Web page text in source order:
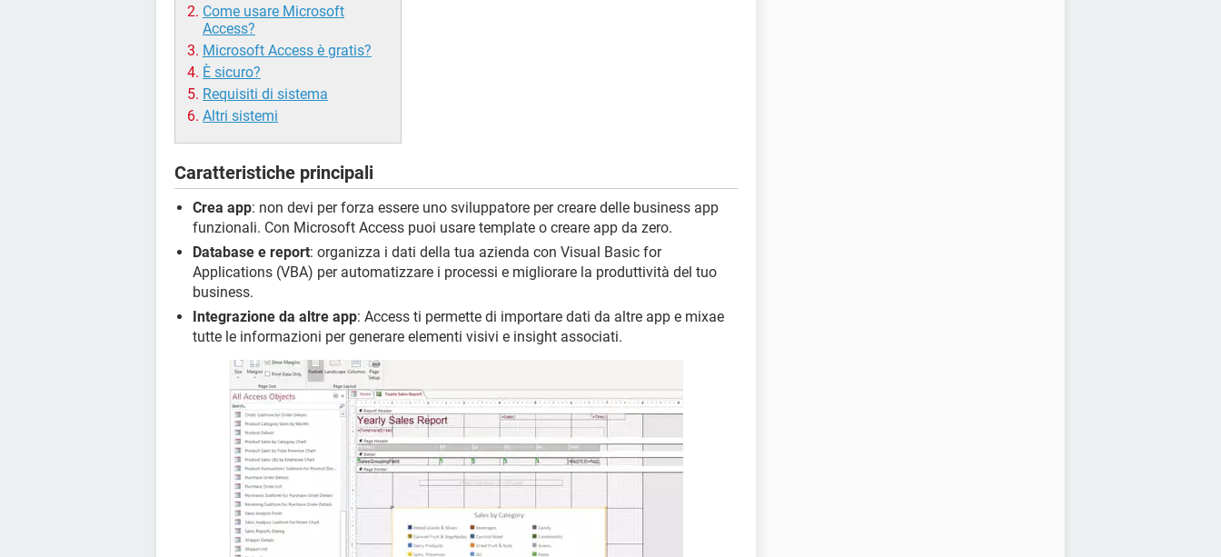
Come usare Microsoft
Access?
Microsoft Access è gratis?
È sicuro?
Requisiti di sistema
Altri sistemi
Caratteristiche principali
Crea app: non devi per forza essere uno sviluppatore per creare delle business app
funzionali. Con Microsoft Access puoi usare template o creare app da zero.
Database e report: organizza i dati della tua azienda con Visual Basic for
Applications (VBA) per automatizzare i processi e migliorare la produttività del tuo
business.
Integrazione da altre app: Access ti permette di importare dati da altre app e mixae
tutte le informazioni per generare elementi visivi e insight associati.